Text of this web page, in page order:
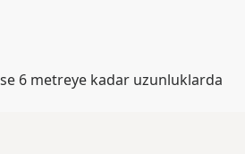
6 metreye kadar uzunluklarda